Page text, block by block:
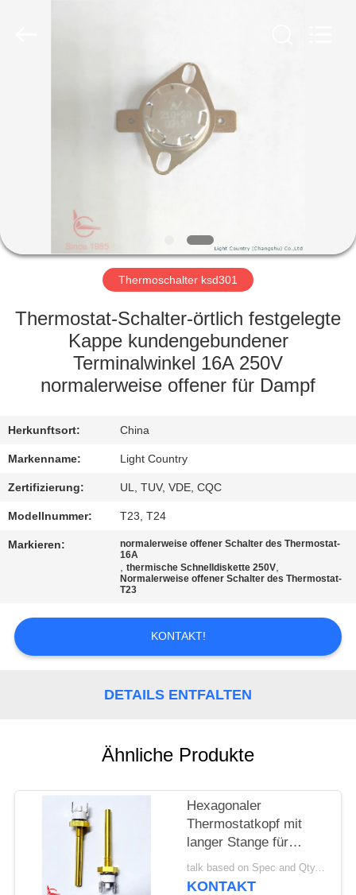
PRODUKTE
VR
SHOW
ÜBER
FABRIK-
QUALITÄTSKONTROLLE
TRETEN
SIE
IN
VERBINDUNG
NACHRICHTEN
SITEMAP
PRIVACY
POLICY
Thermoschalter ksd301
Thermostat-Schalter-örtlich festgelegte
Kappe kundengebundener
Terminalwinkel 16A 250V
normalerweise offener für Dampf
Herkunftsort: China
Markenname: Light Country
Zertifizierung: UL, TUV, VDE, CQC
Modellnummer: T23, T24
Markieren:
normalerweise offener Schalter des Thermostat-
16A
,thermische Schnelldiskette 250V,
Normalerweise offener Schalter des Thermostat-
T23
KONTAKT!
DETAILS ENTFALTEN
Ähnliche Produkte
Hexagonaler
Thermostatkopf mit
langer Stange für
Solarheizgeräte
talk based on Spec and Qty. MOQ:1000 Stück
KONTAKT